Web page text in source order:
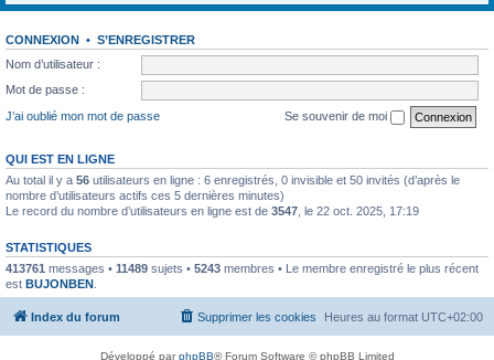
CONNEXION • S’ENREGISTRER
Nom d’utilisateur :
Mot de passe :
J’ai oublié mon mot de passe
Se souvenir de moi
QUI EST EN LIGNE
Au total il y a 56 utilisateurs en ligne : 6 enregistrés, 0 invisible et 50 invités (d’après le
nombre d’utilisateurs actifs ces 5 dernières minutes)
Le record du nombre d’utilisateurs en ligne est de 3547 , le 22 oct. 2025, 17:19
STATISTIQUES
413761 messages • 11489 sujets • 5243 membres • Le membre enregistré le plus récent
est BUJONBEN
Index du forum Heures au format UTC+02:00
Supprimer les cookies
Développé parphpBB® Forum Software © phpBB Limited